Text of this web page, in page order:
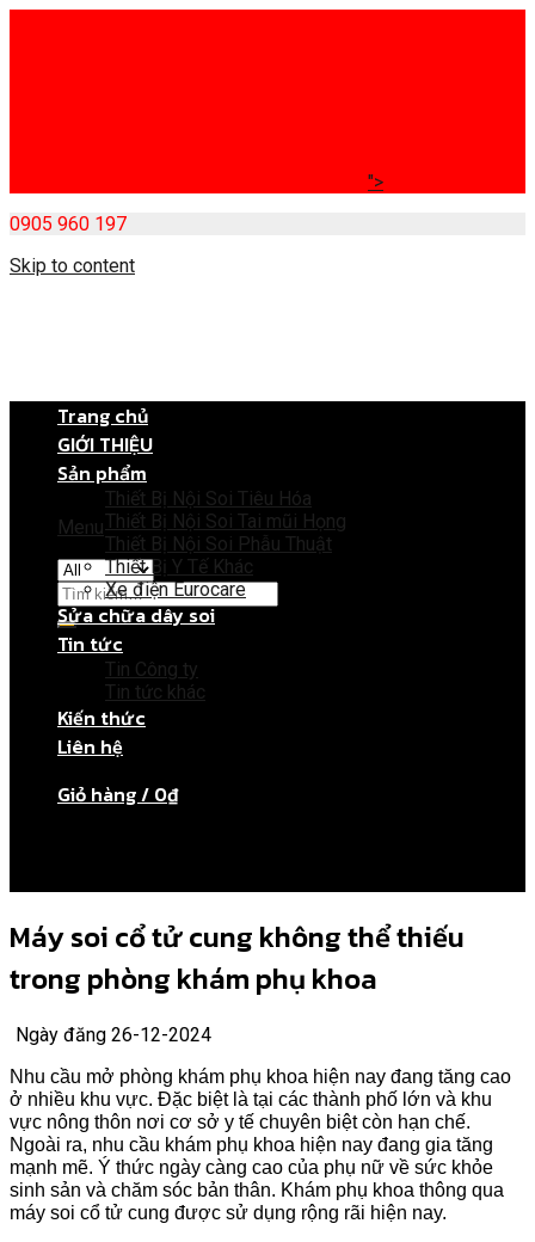
">
0905 960 197
Skip to content
Menu
Giỏ hàng
Chưa có sản phẩm trong giỏ hàng.
Trang chủ
GIỚI THIỆU
Sản phẩm
Thiết Bị Nội Soi Tiêu Hóa
Thiết Bị Nội Soi Tai mũi Họng
Thiết Bị Nội Soi Phẫu Thuật
Thiết Bị Y Tế Khác
Xe điện Eurocare
Sửa chữa dây soi
Tin tức
Tin Công ty
Tin tức khác
Kiến thức
Liên hệ
Giỏ hàng / 0₫
Máy soi cổ tử cung không thể thiếu
trong phòng khám phụ khoa
Ngày đăng 26-12-2024
Nhu cầu mở phòng khám phụ khoa hiện nay đang tăng cao
ở nhiều khu vực. Đặc biệt là tại các thành phố lớn và khu
vực nông thôn nơi cơ sở y tế chuyên biệt còn hạn chế.
Ngoài ra, nhu cầu khám phụ khoa hiện nay đang gia tăng
mạnh mẽ. Ý thức ngày càng cao của phụ nữ về sức khỏe
sinh sản và chăm sóc bản thân. Khám phụ khoa thông qua
máy soi cổ tử cung được sử dụng rộng rãi hiện nay.